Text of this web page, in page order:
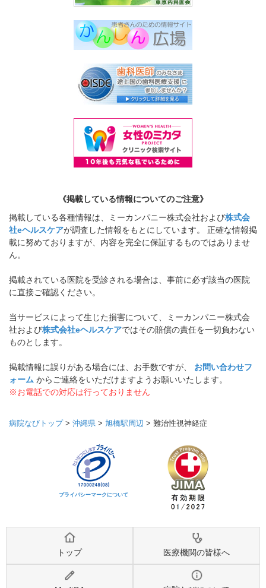
《掲載している情報についてのご注意》
掲載している各種情報は、ミーカンパニー株式会社および株式会
社eヘルスケアが調査した情報をもとにしています。 正確な情報掲
載に努めておりますが、内容を完全に保証するものではありませ
ん。
掲載されている医院を受診される場合は、事前に必ず該当の医院
に直接ご確認ください。
当サービスによって生じた損害について、ミーカンパニー株式会
社および株式会社eヘルスケアではその賠償の責任を一切負わない
ものとします。
掲載情報に誤りがある場合には、お手数ですが、 お問い合わせフ
ォーム からご連絡をいただけますようお願いいたします。
※お電話での対応は行っておりません
病院なびトップ> 沖縄県 > 旭橋駅周辺 > 難治性視神経症
プライバシーマークについて
トップ 医療機関の皆様へ